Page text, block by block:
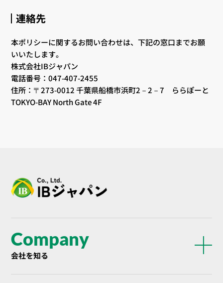
連絡先
本ポリシーに関するお問い合わせは、下記の窓口までお願
いいたします。
株式会社IBジャパン
電話番号：047-407-2455
住所：〒273-0012 千葉県船橋市浜町2－2－7 ららぽーと
TOKYO-BAY North Gate 4F
Company
会社を知る